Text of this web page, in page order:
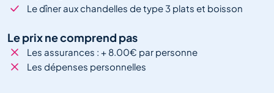
Le dîner aux chandelles de type 3 plats et boisson
Le prix ne comprend pas
Les assurances : + 8.00€ par personne
Les dépenses personnelles